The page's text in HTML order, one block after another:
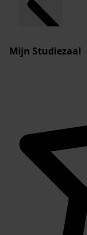
Mijn Studiezaal